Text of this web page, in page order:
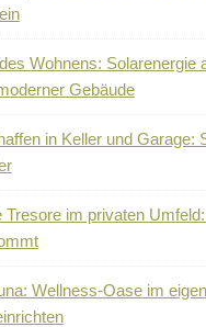
Wohnens: Solarenergie
Gebäude
in Keller und Garage:
Tresore im privaten
Wellness-Oase im